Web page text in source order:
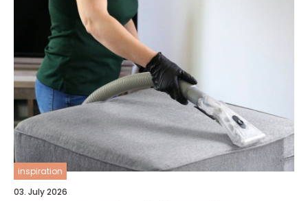
inspiration
03. July 2026